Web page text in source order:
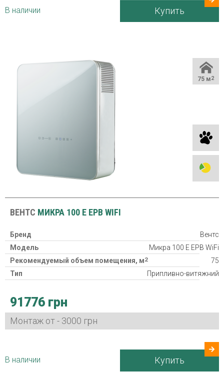
В наличии Купить
75 м2
ВЕНТС МИКРА 100 Е ЕРВ WIFI
Бренд
Вентс
Модель
Микра 100 Е ЕРВ WiFi
Рекомендуемый объем помещения, м2
75
Тип
Припливно-витяжний
Нагреватель
Потребляемая мощность
20/23/29/37/53 Вт
Гарантия
91776 грн
Монтаж от - 3000 грн
В наличии Купить